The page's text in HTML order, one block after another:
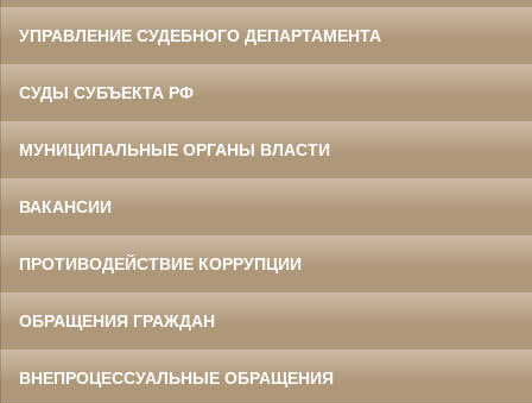
УПРАВЛЕНИЕ СУДЕБНОГО ДЕПАРТАМЕНТА
СУДЫ СУБЪЕКТА РФ
МУНИЦИПАЛЬНЫЕ ОРГАНЫ ВЛАСТИ
ВАКАНСИИ
ПРОТИВОДЕЙСТВИЕ КОРРУПЦИИ
ОБРАЩЕНИЯ ГРАЖДАН
ВНЕПРОЦЕССУАЛЬНЫЕ ОБРАЩЕНИЯ